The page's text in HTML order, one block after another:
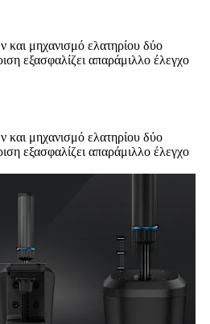
και μηχανισμό ελατηρίου δύο
εξασφαλίζει απαράμιλλο έλεγχο
και μηχανισμό ελατηρίου δύο
εξασφαλίζει απαράμιλλο έλεγχο